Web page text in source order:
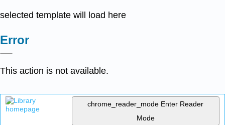
selected template will load here
Error
This action is not available.
chrome_reader_mode Enter Reader
Mode